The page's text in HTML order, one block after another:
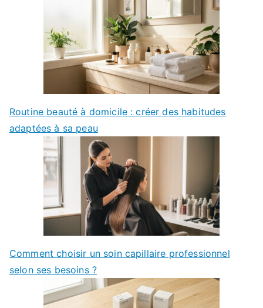
Routine beauté à domicile : créer des habitudes
adaptées à sa peau
Comment choisir un soin capillaire professionnel
selon ses besoins ?